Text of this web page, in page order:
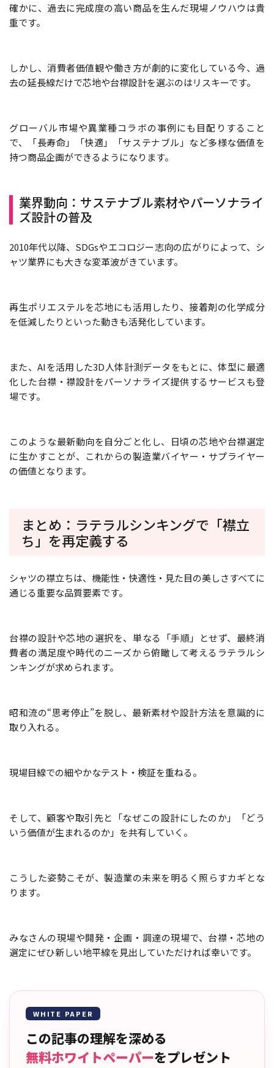
確かに、過去に完成度の高い商品を生んだ現場ノウハウは貴
重です。
しかし、消費者価値観や働き方が劇的に変化している今、過
去の延長線だけで芯地や台襟設計を選ぶのはリスキーです。
グローバル市場や異業種コラボの事例にも目配りすること
で、「長寿命」「快適」「サステナブル」など多様な価値を
持つ商品企画ができるようになります。
業界動向：サステナブル素材やパーソナライ
ズ設計の普及
2010年代以降、SDGsやエコロジー志向の広がりによって、シ
ャツ業界にも大きな変革波がきています。
再生ポリエステルを芯地にも活用したり、接着剤の化学成分
を低減したりといった動きも活発化しています。
また、AIを活用した3D人体計測データをもとに、体型に最適
化した台襟・襟設計をパーソナライズ提供するサービスも登
場です。
このような最新動向を自分ごと化し、日頃の芯地や台襟選定
に生かすことが、これからの製造業バイヤー・サプライヤー
の価値となります。
まとめ：ラテラルシンキングで「襟立
ち」を再定義する
シャツの襟立ちは、機能性・快適性・見た目の美しさ――すべてに
通じる重要な品質要素です。
台襟の設計や芯地の選択を、単なる「手順」とせず、最終消
費者の満足度や時代のニーズから俯瞰して考えるラテラルシ
ンキングが求められます。
昭和流の“思考停止”を脱し、最新素材や設計方法を意識的に
取り入れる。
現場目線での細やかなテスト・検証を重ねる。
そして、顧客や取引先と「なぜこの設計にしたのか」「どう
いう価値が生まれるのか」を共有していく――。
こうした姿勢こそが、製造業の未来を明るく照らすカギとな
ります。
みなさんの現場や開発・企画・調達の現場で、台襟・芯地の
選定にぜひ新しい地平線を見出していただければ幸いです。
WHITE PAPER
この記事の理解を深める
無料ホワイトペーパーをプレゼント